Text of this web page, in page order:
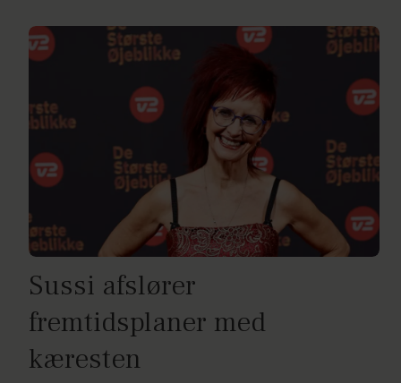
Sussi afslører
fremtidsplaner med
kæresten